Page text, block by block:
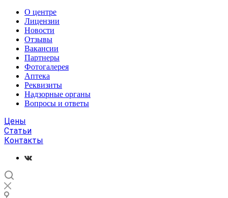
О центре
Лицензии
Новости
Отзывы
Вакансии
Партнеры
Фотогалерея
Аптека
Реквизиты
Надзорные органы
Вопросы и ответы
Цены
Статьи
Контакты